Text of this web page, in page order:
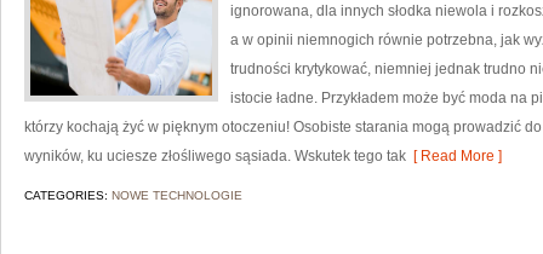
ignorowana, dla innych słodka niewola i
a w opinii niemnogich równie potrzebna, jak
trudności krytykować, niemniej jednak trudno
istocie ładne. Przykładem może być moda na
którzy kochają żyć w pięknym otoczeniu! Osobiste starania mogą prowadzić
wyników, ku uciesze złośliwego sąsiada. Wskutek tego tak [ Read More ]
CATEGORIES: NOWE TECHNOLOGIE